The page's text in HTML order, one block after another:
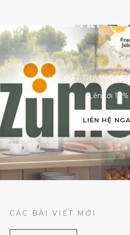
ƯU ĐÃI GIẢM GIÁ
Lên tới 10%
LIÊN HỆ
CÁC BÀI VIẾT MỚI